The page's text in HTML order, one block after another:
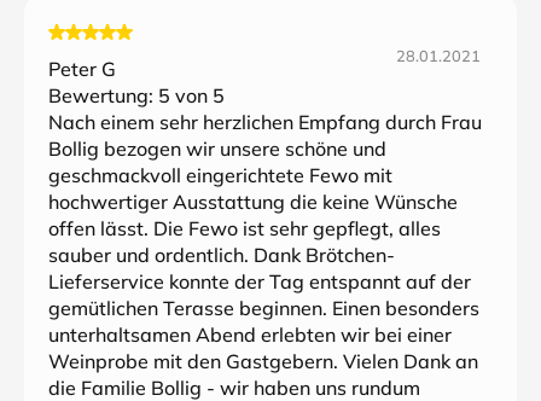
Peter G
28.01.2021
Bewertung: 5 von 5
Nach einem sehr herzlichen Empfang durch Frau
Bollig bezogen wir unsere schöne und
geschmackvoll eingerichtete Fewo mit
hochwertiger Ausstattung die keine Wünsche
offen lässt. Die Fewo ist sehr gepflegt, alles
sauber und ordentlich. Dank Brötchen-
Lieferservice konnte der Tag entspannt auf der
gemütlichen Terasse beginnen. Einen besonders
unterhaltsamen Abend erlebten wir bei einer
Weinprobe mit den Gastgebern. Vielen Dank an
die Familie Bollig - wir haben uns rundum